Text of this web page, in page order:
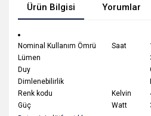
Ürün Bilgisi Yorumlar
Nominal Kullanım Ömrü Saat
Lümen
Duy
Dimlenebilirlik
Renk kodu
Kelvin
Güç
Watt